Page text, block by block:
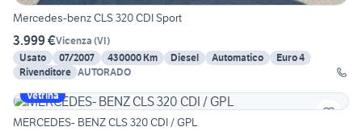
Mercedes-benz CLS 320 CDI Sport
3.999 €Vicenza (VI)
Usato
07/2007 430000 Km Diesel Automatico
Euro 4
Rivenditore AUTORADO
Vetrina
MERCEDES- BENZ CLS 320 CDI / GPL